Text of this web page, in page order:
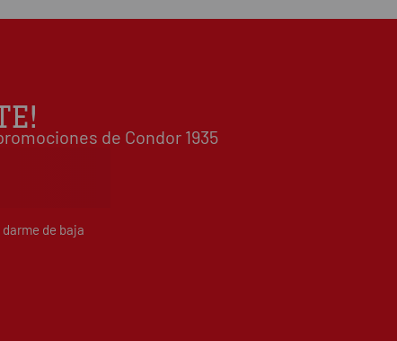
Escribe tu opinión sobre este artículo
de Condor 1935
de baja